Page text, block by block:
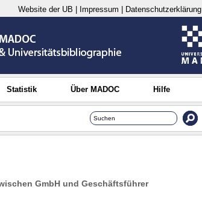
Website der UB Impressum Datenschutzerklärung
Statistik Über MADOC Hilfe
GmbH und Geschäftsführer